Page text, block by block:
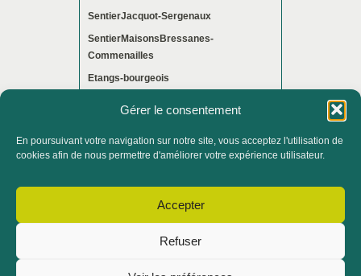
Gérer le consentement
En poursuivant votre navigation sur notre site, vous acceptez l'utilisation de
cookies afin de nous permettre d'améliorer votre expérience utilisateur.
Accepter
Refuser
SentierJacquot-Sergenaux
SentierMaisonsBressanes-
Commenailles
Etangs-bourgeois
ACCUEIL
QUI SOMMES-NOUS ?
CONTACTER LE SERVICE FORMATION
ADHÉRER ET DEVENIR BÉNÉVOLE